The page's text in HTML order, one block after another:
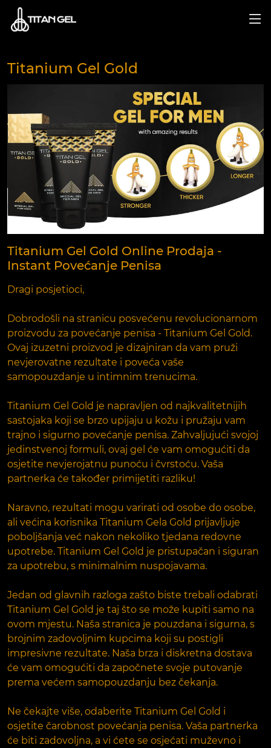
Titanium Gel Gold
Titanium Gel Gold Online Prodaja -
Instant Povećanje Penisa
Dragi posjetioci,
Dobrodošli na stranicu posvećenu revolucionarnom
proizvodu za povećanje penisa - Titanium Gel Gold.
Ovaj izuzetni proizvod je dizajniran da vam pruži
nevjerovatne rezultate i poveća vaše
samopouzdanje u intimnim trenucima.
Titanium Gel Gold je napravljen od najkvalitetnijih
sastojaka koji se brzo upijaju u kožu i pružaju vam
trajno i sigurno povećanje penisa. Zahvaljujući svojoj
jedinstvenoj formuli, ovaj gel će vam omogućiti da
osjetite nevjerojatnu punoću i čvrstoću. Vaša
partnerka će također primijetiti razliku!
Naravno, rezultati mogu varirati od osobe do osobe,
ali većina korisnika Titanium Gela Gold prijavljuje
poboljšanja već nakon nekoliko tjedana redovne
upotrebe. Titanium Gel Gold je pristupačan i siguran
za upotrebu, s minimalnim nuspojavama.
Jedan od glavnih razloga zašto biste trebali odabrati
Titanium Gel Gold je taj što se može kupiti samo na
ovom mjestu. Naša stranica je pouzdana i sigurna, s
brojnim zadovoljnim kupcima koji su postigli
impresivne rezultate. Naša brza i diskretna dostava
će vam omogućiti da započnete svoje putovanje
prema većem samopouzdanju bez čekanja.
Ne čekajte više, odaberite Titanium Gel Gold i
osjetite čarobnost povećanja penisa. Vaša partnerka
će biti zadovoljna, a vi ćete se osjećati muževno i